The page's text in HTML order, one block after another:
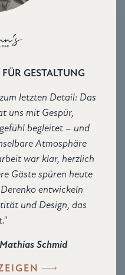
GESTALTUNG
letzten Detail: Das
uns mit Gespür,
begleitet – und
Atmosphäre
war klar, herzlich
Gäste spüren heute
entwickeln
und Design, das
Schmid